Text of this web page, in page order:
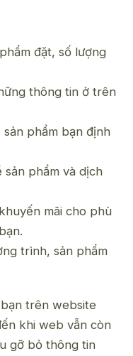
đặt, số lượng
thông tin ở trên
phẩm bạn định
sản phẩm và dịch
mãi cho phù
trình, sản phẩm
trên website
khi web vẫn còn
gỡ bỏ thông tin